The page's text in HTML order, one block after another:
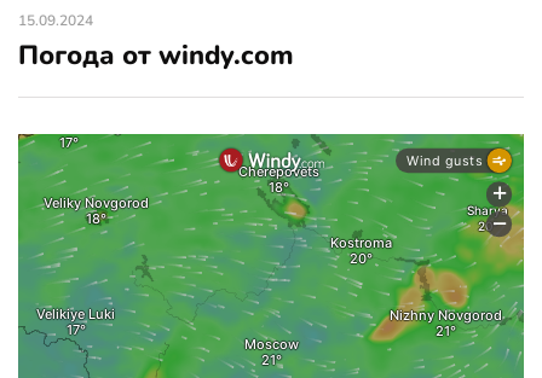
15.09.2024
Погода от windy.com